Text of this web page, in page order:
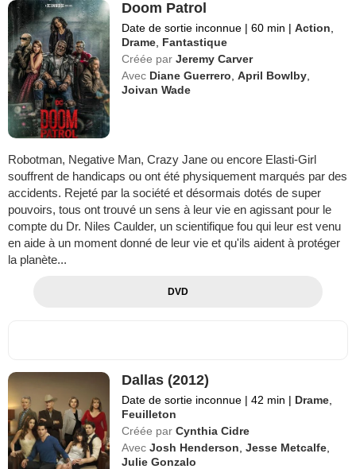
Doom Patrol
Date de sortie inconnue | 60 min | Action
Drame Fantastique
Créée par Jeremy Carver
Avec Diane Guerrero ,April Bowlby
Joivan Wade
Robotman, Negative Man, Crazy Jane ou encore Elasti-Girl
souffrent de handicaps ou ont été physiquement marqués par des
accidents. Rejeté par la société et désormais dotés de super
pouvoirs, tous ont trouvé un sens à leur vie en agissant pour le
compte du Dr. Niles Caulder, un scientifique fou qui leur est venu
en aide à un moment donné de leur vie et qu'ils aident à protéger
la planète...
DVD
Dallas (2012)
Date de sortie inconnue | 42 min | Drame
Feuilleton
Créée par Cynthia Cidre
Avec Josh Henderson ,Jesse Metcalfe
Julie Gonzalo